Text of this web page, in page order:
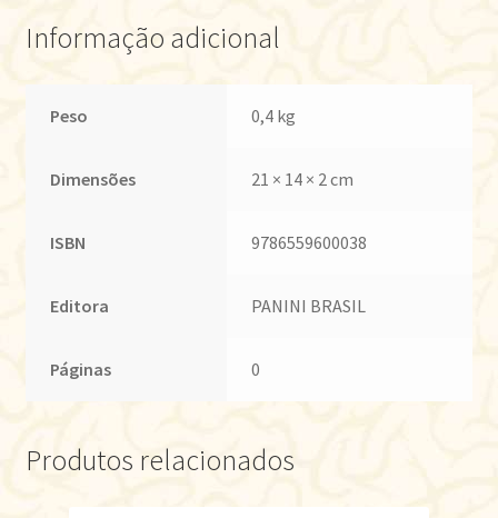
Informação adicional
Peso 0,4 kg
Dimensões 21 × 14 × 2 cm
ISBN 9786559600038
Editora PANINI BRASIL
Páginas 0
Produtos relacionados